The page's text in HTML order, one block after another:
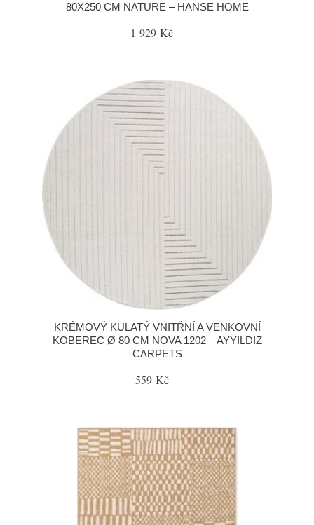
80X250 CM NATURE – HANSE HOME
1 929 Kč
KRÉMOVÝ KULATÝ VNITŘNÍ A VENKOVNÍ
KOBEREC Ø 80 CM NOVA 1202 – AYYILDIZ
CARPETS
559 Kč